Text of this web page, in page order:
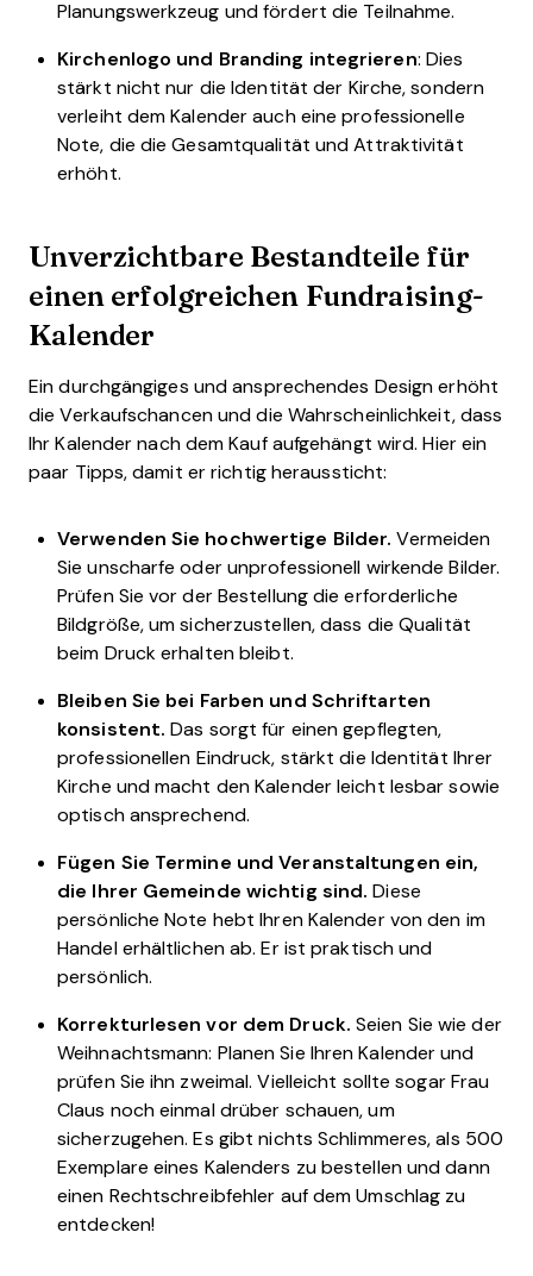
Planungswerkzeug und fördert die Teilnahme.
Kirchenlogo und Branding integrieren: Dies
stärkt nicht nur die Identität der Kirche, sondern
verleiht dem Kalender auch eine professionelle
Note, die die Gesamtqualität und Attraktivität
erhöht.
Unverzichtbare Bestandteile für
einen erfolgreichen Fundraising-
Kalender
Ein durchgängiges und ansprechendes Design erhöht
die Verkaufschancen und die Wahrscheinlichkeit, dass
Ihr Kalender nach dem Kauf aufgehängt wird. Hier ein
paar Tipps, damit er richtig heraussticht:
Verwenden Sie hochwertige Bilder. Vermeiden
Sie unscharfe oder unprofessionell wirkende Bilder.
Prüfen Sie vor der Bestellung die erforderliche
Bildgröße, um sicherzustellen, dass die Qualität
beim Druck erhalten bleibt.
Bleiben Sie bei Farben und Schriftarten
konsistent. Das sorgt für einen gepflegten,
professionellen Eindruck, stärkt die Identität Ihrer
Kirche und macht den Kalender leicht lesbar sowie
optisch ansprechend.
Fügen Sie Termine und Veranstaltungen ein,
die Ihrer Gemeinde wichtig sind. Diese
persönliche Note hebt Ihren Kalender von den im
Handel erhältlichen ab. Er ist praktisch und
persönlich.
Korrekturlesen vor dem Druck. Seien Sie wie der
Weihnachtsmann: Planen Sie Ihren Kalender und
prüfen Sie ihn zweimal. Vielleicht sollte sogar Frau
Claus noch einmal drüber schauen, um
sicherzugehen. Es gibt nichts Schlimmeres, als 500
Exemplare eines Kalenders zu bestellen und dann
einen Rechtschreibfehler auf dem Umschlag zu
entdecken!